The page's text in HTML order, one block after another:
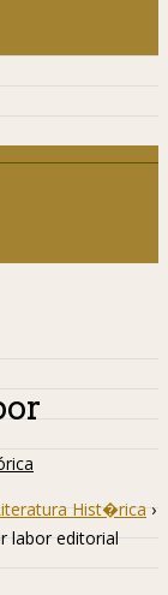
Hist�rica ›
labor editorial